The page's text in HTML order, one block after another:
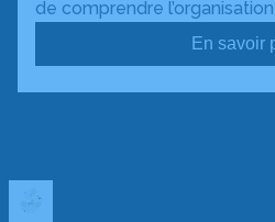
de comprendre
En savoir